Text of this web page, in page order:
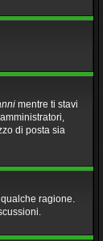
mentre ti stavi
di posta sia
ragione.